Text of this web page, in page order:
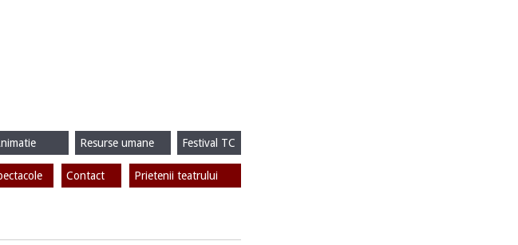
Festival TC
Resurse umane
Prietenii teatrului
Contact